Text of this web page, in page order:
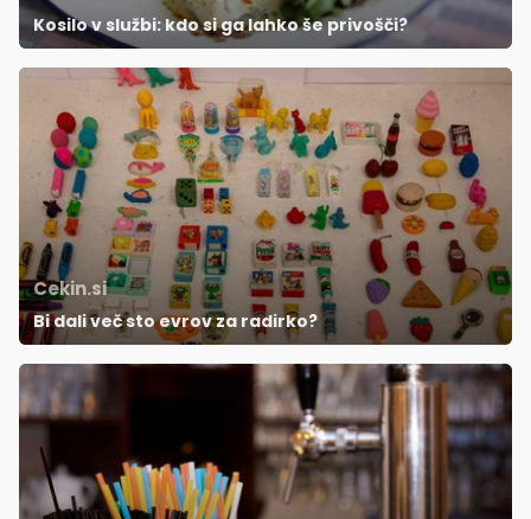
Kosilo v službi: kdo si ga lahko še privošči?
Cekin.si
Bi dali več sto evrov za radirko?